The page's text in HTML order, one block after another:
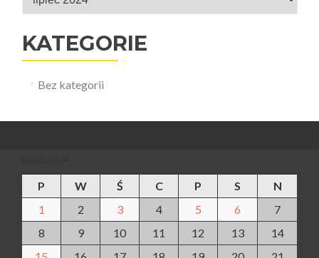
KATEGORIE
Bez kategorii
P W Ś C P S
N
1
2 3 4 5 6
7
8
9 10 11 12 13
14